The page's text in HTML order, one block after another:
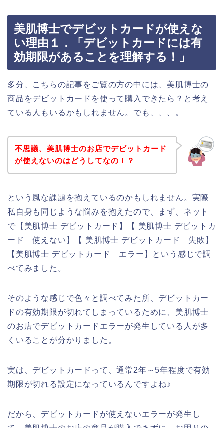
美肌博士でデビットカードが使えな
い理由１．「デビットカードには有
効期限があることを理解する！」
多分、こちらの記事をご覧の方の中には、美肌博士の
商品をデビットカードを使って購入できたら？と考え
ている人もいるかもしれません。でも、、、。
不思議、美肌博士のお店でデビットカード
が使えないのはどうしてなの！？
という風な課題を抱えているのかもしれません。実際
私自身も同じような悩みを抱えたので、まず、ネット
で【美肌博士 デビットカード】【 美肌博士 デビットカ
ード 使えない】【 美肌博士 デビットカード 失敗】
【美肌博士 デビットカード エラー】という感じで調
べてみました。
そのような感じで色々と調べてみた所、デビットカー
ドの有効期限が切れてしまっているために、美肌博士
のお店でデビットカードエラーが発生している人が多
くいることが分かりました。
実は、デビットカードって、通常2年～5年程度で有効
期限が切れる設定になっているんですよね♪
だから、デビットカードが使えないエラーが発生し